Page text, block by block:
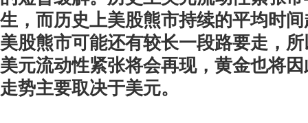
生，而历史上美股熊市持续的平均时
美股熊市可能还有较长一段路要走，
美元流动性紧张将会再现，黄金也将
走势主要取决于美元。